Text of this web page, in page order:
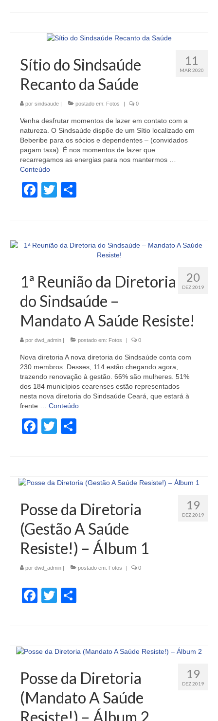
11
MAR 2020
Sítio do Sindsaúde
Recanto da Saúde
por sindsaude postado em: Fotos 0
Venha desfrutar momentos de lazer em contato com a
natureza. O Sindsaúde dispõe de um Sítio localizado em
Beberibe para os sócios e dependentes – (convidados
pagam taxa). É nos momentos de lazer que
recarregamos as energias para nos mantermos …
Conteúdo
Facebook
Twitter
20
DEZ 2019
1ª Reunião da Diretoria
do Sindsaúde –
Mandato A Saúde Resiste!
por dwd_admin postado em: Fotos 0
Nova diretoria A nova diretoria do Sindsaúde conta com
230 membros. Desses, 114 estão chegando agora,
trazendo renovação à gestão. 66% são mulheres. 51%
dos 184 municípios cearenses estão representados
nesta nova diretoria do Sindsaúde Ceará, que estará à
frente … Conteúdo
Facebook
Twitter
19
DEZ 2019
Posse da Diretoria
(Gestão A Saúde
Resiste!) – Álbum 1
por dwd_admin | postado em: Fotos | 0
Facebook
Twitter
19
DEZ 2019
Posse da Diretoria
(Mandato A Saúde
Resiste!) – Álbum 2